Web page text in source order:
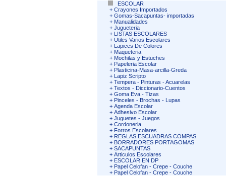
ESCOLAR
+ Crayones Importados
+ Gomas-Sacapuntas- importadas
+ Manualidades
+ Jugueteria
+ LISTAS ESCOLARES
+ Utiles Varios Escolares
+ Lapices De Colores
+ Maqueteria
+ Mochilas y Estuches
+ Papeleria Escolar
+ Plasticina-Masa-arcilla-Greda
+ Lapiz Scripto
+ Tempera - Pinturas - Acuarelas
+ Textos - Diccionario-Cuentos
+ Goma Eva - Tizas
+ Pinceles - Brochas - Lupas
+ Agenda Escolar
+ Adhesivo Escolar
+ Juguetes - Juegos
+ Cordoneria
+ Forros Escolares
+ REGLAS ESCUADRAS COMPAS
+ BORRADORES PORTAGOMAS
+ SACAPUNTAS
+ Articulos Escolares
+ ESCOLAR EN DP
+ Papel Celofan - Crepe - Couche
+ Papel Celofan - Crepe - Couche